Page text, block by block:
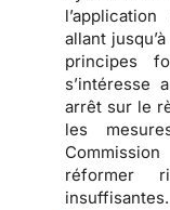
allant
principes
s’intéresse
arrêt sur le
les
réformer
insuffisantes.